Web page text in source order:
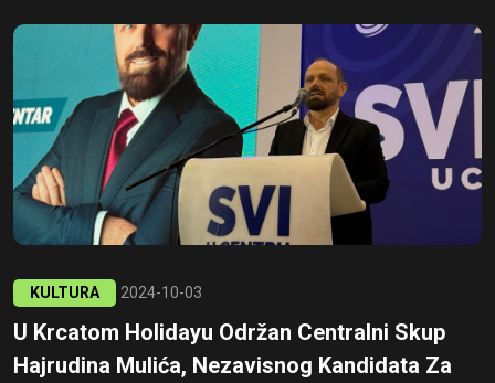
KULTURA 2024-10-03
U Krcatom Holidayu Održan Centralni Skup
Hajrudina Mulića, Nezavisnog Kandidata Za